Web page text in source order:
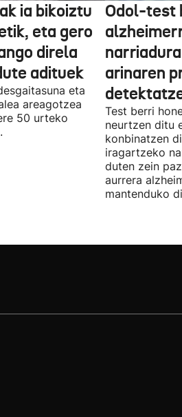
ia bikoiztu
eta gero
direla
adituek
eta
areagotzea
50 urteko
Odol-test
arinaren
Test berri
neurtzen ditu
konbinatzen
iragartzeko
duten zein
aurrera
mantenduko